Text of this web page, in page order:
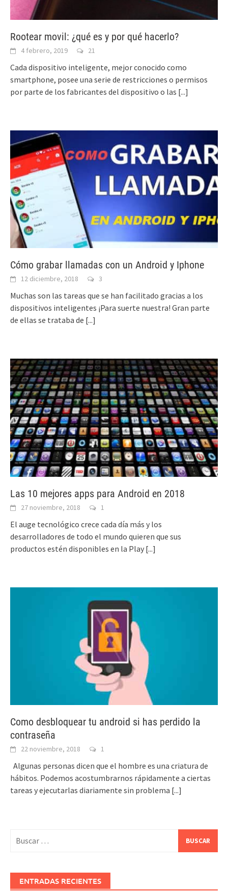
Rootear movil: ¿qué es y por qué hacerlo?
4 febrero, 2019 21
Cada dispositivo inteligente, mejor conocido como
smartphone, posee una serie de restricciones o permisos
por parte de los fabricantes del dispositivo o las [...]
Cómo grabar llamadas con un Android y Iphone
12 diciembre, 2018 3
Muchas son las tareas que se han facilitado gracias a los
dispositivos inteligentes ¡Para suerte nuestra! Gran parte
de ellas se trataba de [...]
Las 10 mejores apps para Android en 2018
27 noviembre, 2018 1
El auge tecnológico crece cada día más y los
desarrolladores de todo el mundo quieren que sus
productos estén disponibles en la Play [...]
Como desbloquear tu android si has perdido la
contraseña
22 noviembre, 2018 1
Algunas personas dicen que el hombre es una criatura de
hábitos. Podemos acostumbrarnos rápidamente a ciertas
tareas y ejecutarlas diariamente sin problema [...]
ENTRADAS RECIENTES